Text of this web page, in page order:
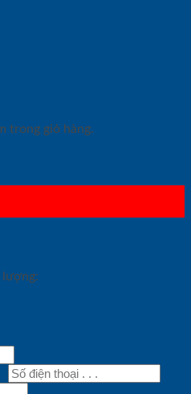
trong giỏ hàng.
lượng: